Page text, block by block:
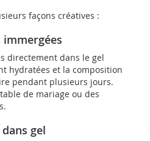
façons créatives :
directement dans le gel
hydratées et la composition
pendant plusieurs jours.
de mariage ou des
gel